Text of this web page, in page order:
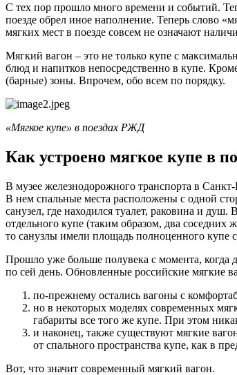
С тех пор прошло много времени и событий.
поезде обрел иное наполнение. Теперь слово
мягких мест в поезде совсем не означают
Мягкий вагон – это не только купе с
блюд и напитков непосредственно в купе.
(барные) зоны. Впрочем, обо всем по порядку.
«Мягкое купе» в поездах РЖД
Как устроено мягкое купе в
В музее железнодорожного транспорта в
В нем спальные места расположены с одной
санузел, где находился туалет, раковина и
отдельного купе (таким образом, два
то санузлы имели площадь полноценного купе
Прошло уже больше полувека с момента, когда
по сей день. Обновленные российские мягкие
по-прежнему остались вагоны с
но в некоторых моделях современных
габариты все того же купе. При этом
и наконец, также существуют мягкие
от спального пространства купе, как в
Вот, что значит современный мягкий вагон.